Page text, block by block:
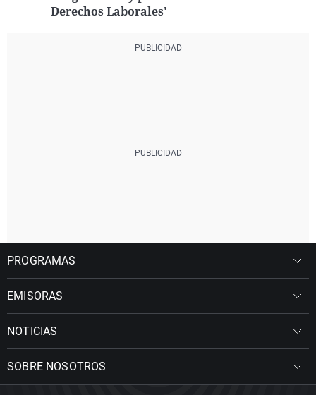
Derechos Laborales'
PROGRAMAS
EMISORAS
NOTICIAS
SOBRE NOSOTROS